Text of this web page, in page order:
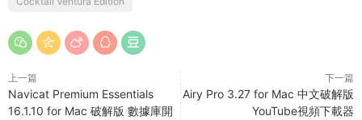
上一篇
Navicat Premium Essentials
16.1.10 for Mac 破解版 數據庫開
下一篇
Airy Pro 3.27 for Mac 中文破解版
YouTube視頻下載器